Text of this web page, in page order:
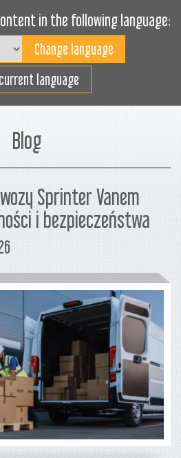
in the following language:
language
Blog
Sprinter Vanem
i bezpieczeństwa